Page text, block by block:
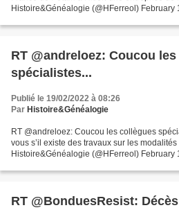
Histoire&Généalogie (@HFerreol) February
RT @andreloez: Coucou
spécialistes...
Publié le 19/02/2022 à 08:26
Par Histoire&Généalogie
RT @andreloez: Coucou les collègues
vous s’il existe des travaux sur les
Histoire&Généalogie (@HFerreol) February
RT @BonduesResist: